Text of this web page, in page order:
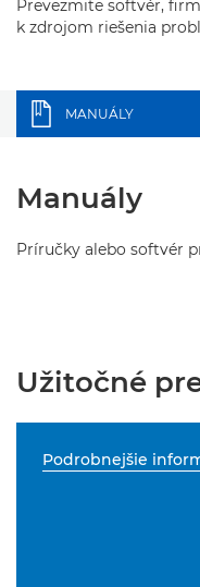
Prevezmite softvér,
k zdrojom riešenia
MANUÁLY
Manuály
Príručky alebo softvér
Užitočné
Podrobnejšie